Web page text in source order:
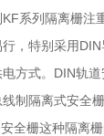
系列隔离栅注
，特别采用
方式。DIN轨
制隔离式安全栅
全栅这种隔离